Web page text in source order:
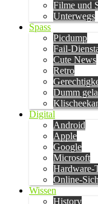
Filme und
Unterwegs
Spass
Picdump
Fail-
Cute News
Retro
Dumm
Digital
Android
Apple
Google
Microsoft
Hardware-
Online-
Wissen
History